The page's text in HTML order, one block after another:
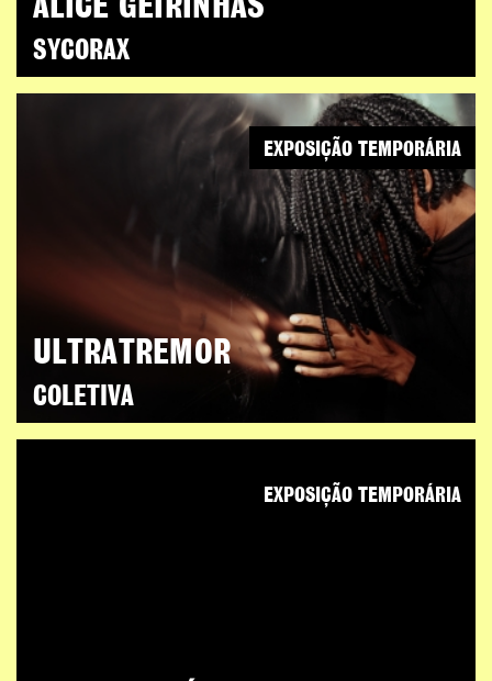
ALICE GEIRINHAS
SYCORAX
ULTRATREMOR
COLETIVA
EXPOSIÇÃO TEMPORÁRIA
EXPOSIÇÃO TEMPORÁRIA